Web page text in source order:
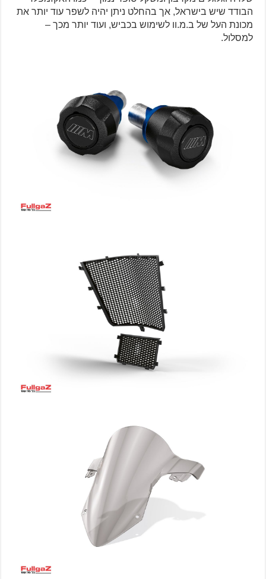
הבודד שיש בישראל, אך בהחלט ניתן יהיה לשפר עוד יותר את
מכונת העל של ב.מ.וו לשימוש בכביש, ועוד יותר מכך –
למסלול.